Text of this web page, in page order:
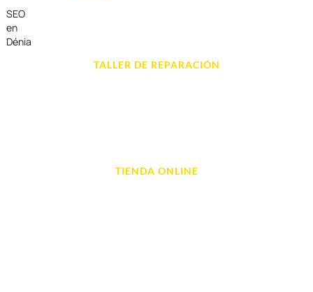
SEO
en
Dénia
TALLER DE REPARACIÓN
TIENDA ONLINE